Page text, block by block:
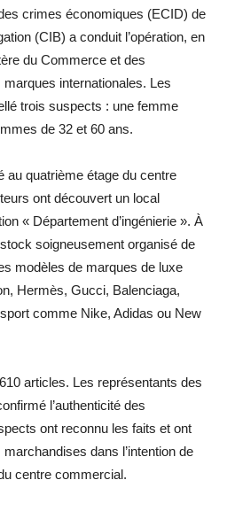
crimes économiques (ECID) de
(CIB) a conduit l’opération, en
du Commerce et des
internationales. Les
trois suspects : une femme
de 32 et 60 ans.
au quatrième étage du centre
ont découvert un local
« Département d’ingénierie ». À
soigneusement organisé de
modèles de marques de luxe
Hermès, Gucci, Balenciaga,
comme Nike, Adidas ou New
articles. Les représentants des
l’authenticité des
ont reconnu les faits et ont
dans l’intention de
centre commercial.